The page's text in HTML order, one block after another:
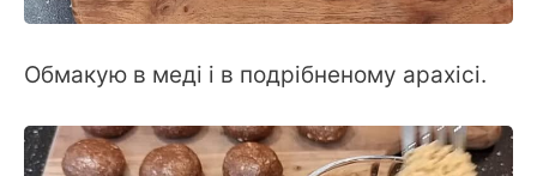
Обмакую в меді і в подрібненому арахісі.